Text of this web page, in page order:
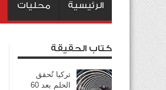
الرئيسية محليات
كتاب الحقيقة
تركيا تُحقق
الحلم بعد 60